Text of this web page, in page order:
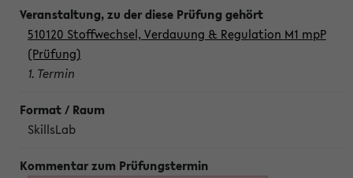
510120 Stoffwechsel, Verdauung & Regulation M1 mpP
(Prüfung)
1. Termin
SkillsLab